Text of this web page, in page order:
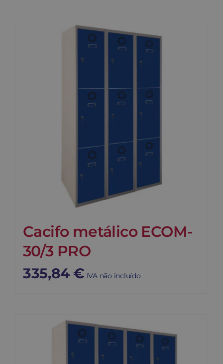
Cacifo metálico ECOM-
30/3 PRO
335,84 € IVA não incluído